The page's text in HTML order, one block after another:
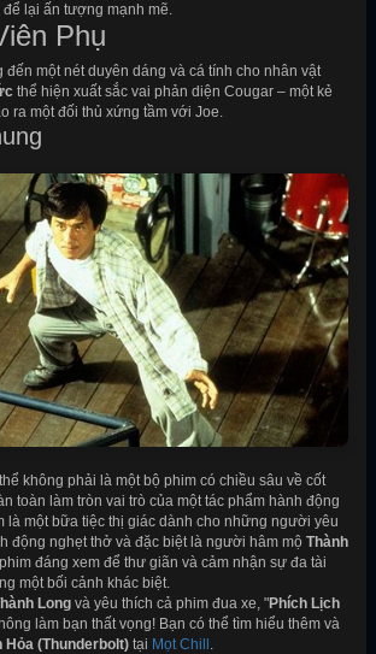
lại ấn tượng mạnh mẽ.
Phụ
đến một nét duyên dáng và cá tính cho nhân vật
thể hiện xuất sắc vai phản diện Cougar – một kẻ
ra một đối thủ xứng tầm với Joe.
không phải là một bộ phim có chiều sâu về cốt
toàn làm tròn vai trò của một tác phẩm hành động
là một bữa tiệc thị giác dành cho những người yêu
động nghẹt thở và đặc biệt là người hâm mộ Thành
đáng xem để thư giãn và cảm nhận sự đa tài
một bối cảnh khác biệt.
Long và yêu thích cả phim đua xe, "Phích Lịch
làm bạn thất vọng! Bạn có thể tìm hiểu thêm và
Hỏa (Thunderbolt) tại Mọt Chill.